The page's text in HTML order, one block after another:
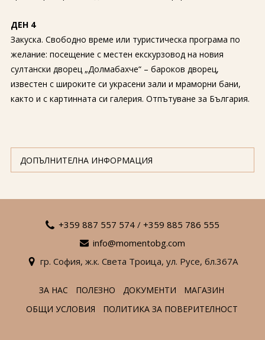
ДЕН 4
Закуска. Свободно време или туристическа програма по
желание: посещение с местен екскурзовод на новия
султански дворец „Долмабахче“ – бароков дворец,
известен с широките си украсени зали и мраморни бани,
както и с картинната си галерия. Отпътуване за България.
ДОПЪЛНИТЕЛНА ИНФОРМАЦИЯ
+359 887 557 574 / +359 885 786 555
info@momentobg.com
гр. София, ж.к. Света Троица, ул. Русе, бл.367А
ЗА НАС ПОЛЕЗНО ДОКУМЕНТИ
МАГАЗИН
ОБЩИ УСЛОВИЯ
ПОЛИТИКА ЗА ПОВЕРИТЕЛНОСТ